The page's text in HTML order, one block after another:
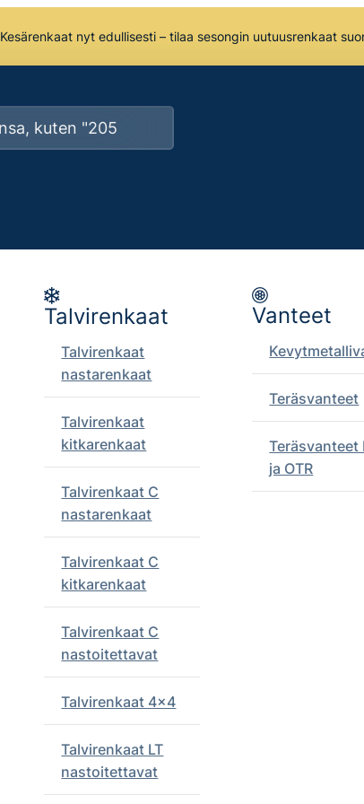
Kesärenkaat nyt edullisesti – tilaa sesongin uutuusrenkaat
Talvirenkaat
Talvirenkaat
nastarenkaat
Talvirenkaat
kitkarenkaat
Talvirenkaat C
nastarenkaat
Talvirenkaat C
kitkarenkaat
Talvirenkaat C
nastoitettavat
Talvirenkaat 4x4
Talvirenkaat LT
nastoitettavat
Vanteet
Teräsvanteet
Teräsvanteet
ja OTR